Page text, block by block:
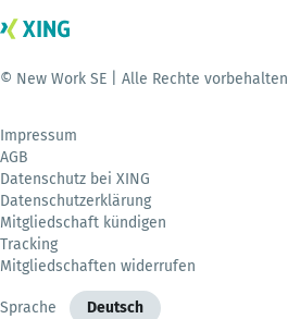
© New Work SE | Alle Rechte vorbehalten
Impressum
AGB
Datenschutz bei XING
Datenschutzerklärung
Mitgliedschaft kündigen
Tracking
Mitgliedschaften widerrufen
Sprache Deutsch